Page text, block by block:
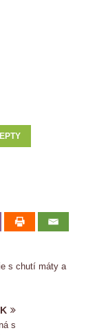
s chutí máty a
s